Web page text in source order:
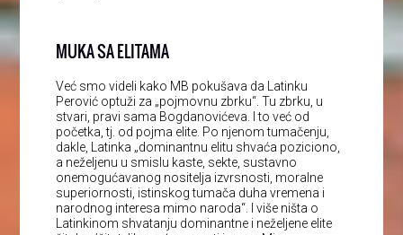
MUKA SA ELITAMA
Već smo videli kako MB pokušava da Latinku
Perović optuži za „pojmovnu zbrku“. Tu zbrku, u
stvari, pravi sama Bogdanovićeva. I to već od
početka, tj. od pojma elite. Po njenom tumačenju,
dakle, Latinka „dominantnu elitu shvaća poziciono,
a neželjenu u smislu kaste, sekte, sustavno
onemogućavanog nositelja izvrsnosti, moralne
superiornosti, istinskog tumača duha vremena i
narodnog interesa mimo naroda“. I više ništa o
Latinkinom shvatanju dominantne i neželjene elite